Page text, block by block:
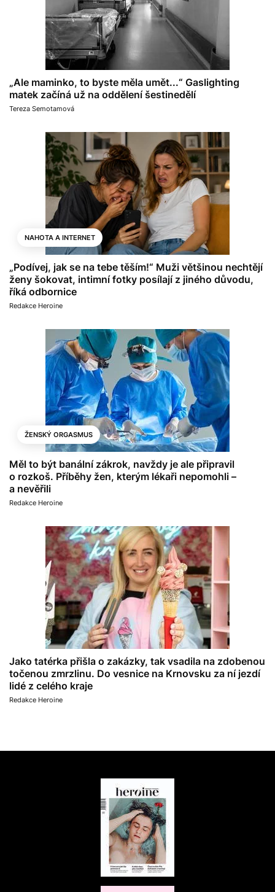
„Ale maminko, to byste měla umět...“ Gaslighting
matek začíná už na oddělení šestinedělí
Tereza Semotamová
NAHOTA A INTERNET
„Podívej, jak se na tebe těším!“ Muži většinou nechtějí
ženy šokovat, intimní fotky posílají z jiného důvodu,
říká odbornice
Redakce Heroine
ŽENSKÝ ORGASMUS
Měl to být banální zákrok, navždy je ale připravil
o rozkoš. Příběhy žen, kterým lékaři nepomohli –
a nevěřili
Redakce Heroine
Jako tatérka přišla o zakázky, tak vsadila na zdobenou
točenou zmrzlinu. Do vesnice na Krnovsku za ní jezdí
lidé z celého kraje
Redakce Heroine